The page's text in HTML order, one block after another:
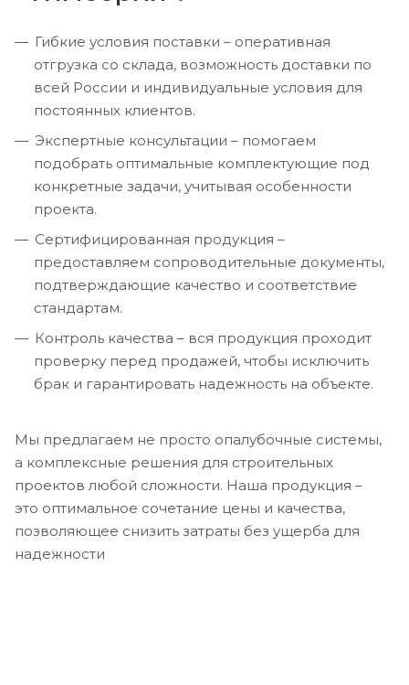
Гибкие условия поставки – оперативная
отгрузка со склада, возможность доставки по
всей России и индивидуальные условия для
постоянных клиентов.
Экспертные консультации – помогаем
подобрать оптимальные комплектующие под
конкретные задачи, учитывая особенности
проекта.
Сертифицированная продукция –
предоставляем сопроводительные документы,
подтверждающие качество и соответствие
стандартам.
Контроль качества – вся продукция проходит
проверку перед продажей, чтобы исключить
брак и гарантировать надежность на объекте.
Мы предлагаем не просто опалубочные системы,
а комплексные решения для строительных
проектов любой сложности. Наша продукция –
это оптимальное сочетание цены и качества,
позволяющее снизить затраты без ущерба для
надежности